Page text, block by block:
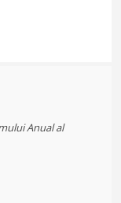
Anual al